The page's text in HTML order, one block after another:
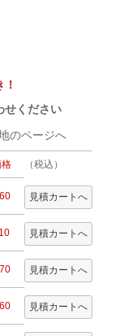
せください
のページへ
（税込）